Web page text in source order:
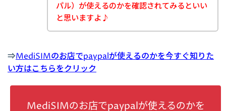
パル）が使えるのかを確認されてみるといい
と思いますよ♪
⇒MediSIMのお店でpaypalが使えるのかを今すぐ知りた
い方はこちらをクリック
MediSIMのお店でpaypalが使えるのかを